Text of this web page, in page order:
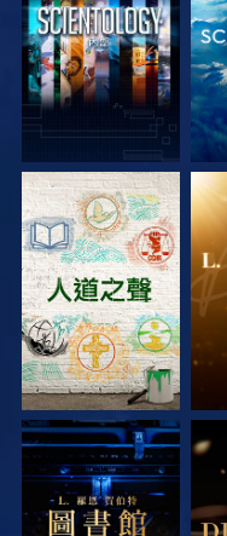
探索系列節目
探索系列節目